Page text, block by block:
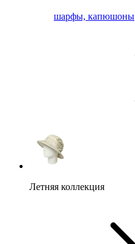
шарфы, капюшоны
Летняя коллекция